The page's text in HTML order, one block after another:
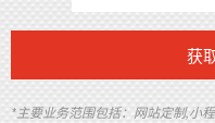
获
*主要业务范围包括：网站定制,小